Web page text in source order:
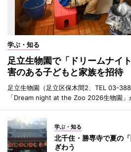
学ぶ・知る
足立生物園で「ドリームナイ
害のある子どもと家族を招待
足立生物園（足立区保木間2、TEL 03-
「Dream night at the Zoo 2026生物園」
学ぶ・知る
北千住・勝専寺で夏の
ぎわう